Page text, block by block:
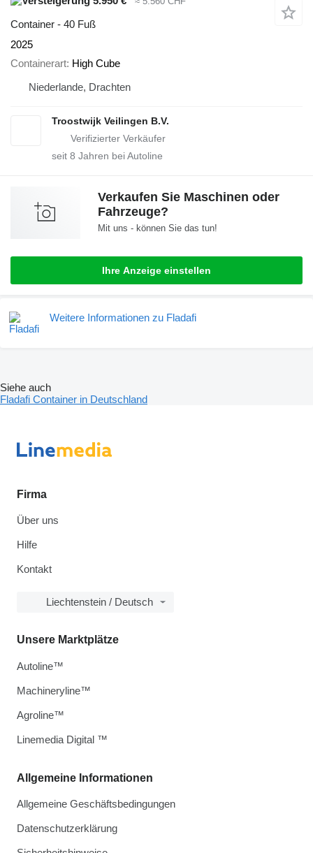
Container - 40 Fuß
2025
Containerart High Cube
Niederlande, Drachten
Troostwijk Veilingen B.V.
seit 8 Jahren bei Autoline
Verkaufen Sie Maschinen oder
Fahrzeuge?
Mit uns - können Sie das tun!
Ihre Anzeige einstellen
Weitere Informationen zu Fladafi
Siehe auch
Fladafi Container in Deutschland
Firma
Über uns
Hilfe
Kontakt
Liechtenstein / Deutsch
Allgemeine Informationen
Allgemeine Geschäftsbedingungen
Datenschutzerklärung
Unsere Marktplätze
Autoline™
Machineryline™
Agroline™
Linemedia Digital ™